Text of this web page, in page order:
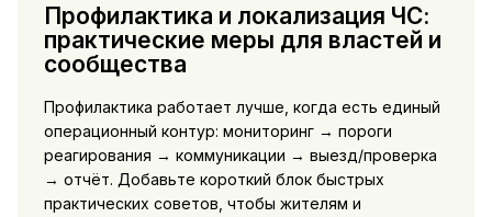
Профилактика и локализация ЧС:
практические меры для властей и
сообщества
Профилактика работает лучше, когда есть единый
операционный контур: мониторинг → пороги
реагирования → коммуникации → выезд/проверка
→ отчёт. Добавьте короткий блок быстрых
практических советов, чтобы жителям и